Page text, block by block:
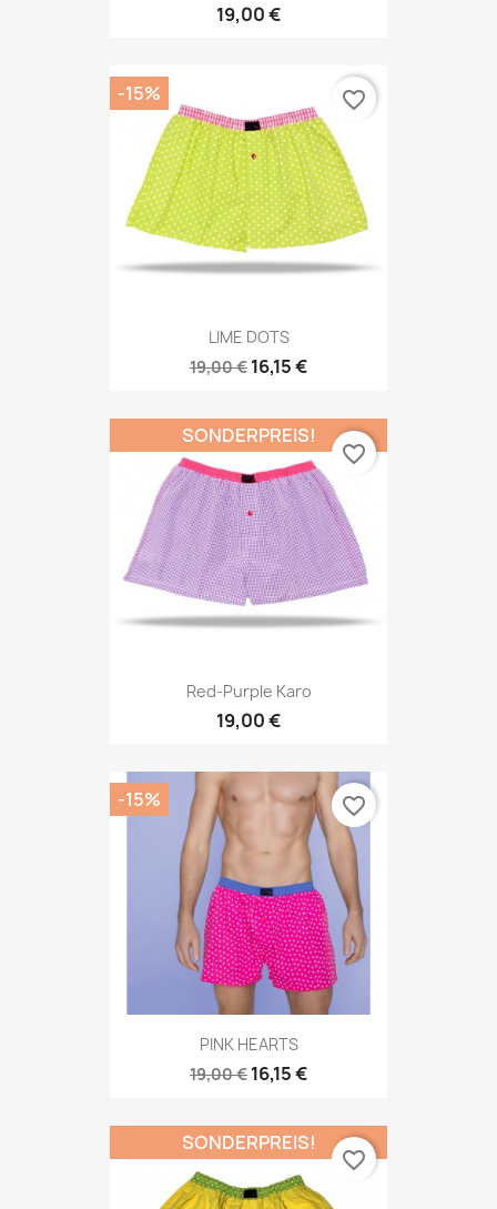
19,00 €
LIME DOTS
19,00 € 16,15 €
-15% favorite_border
Red-Purple Karo
19,00 €
SONDERPREIS!
favorite_border
PINK HEARTS
19,00 € 16,15 €
-15% favorite_border
SONDERPREIS!
favorite_border